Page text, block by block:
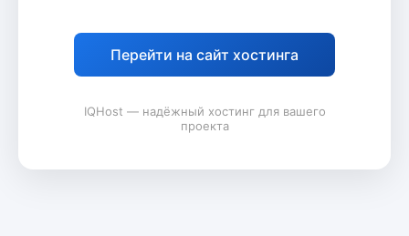
Перейти на сайт хостинга
IQHost — надёжный хостинг для вашего
проекта